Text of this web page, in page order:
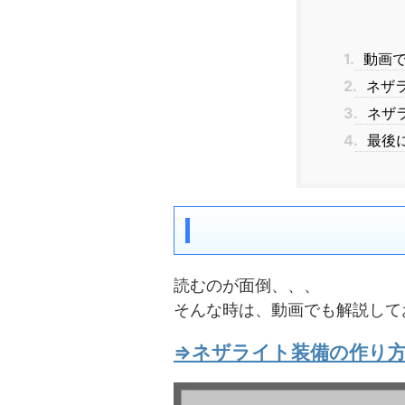
1. 動画
2. ネザ
3. ネザ
4. 最後
読むのが面倒、、、
そんな時は、動画でも解説し
⇒ネザライト装備の作り